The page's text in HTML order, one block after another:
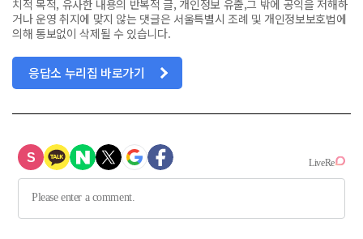
치적 목적, 유사한 내용의 반복적 글, 개인정보 유출,그 밖에 공익을 저해하
거나 운영 취지에 맞지 않는 댓글은 서울특별시 조례 및 개인정보보호법에
의해 통보없이 삭제될 수 있습니다.
응답소 누리집 바로가기